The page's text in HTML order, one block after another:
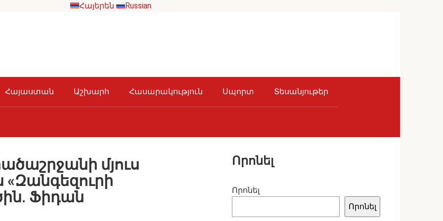
Հայերեն Russian
Հայաստան Աշխարհ Հասարակություն Սպորտ Տեսանյութեր
մյուս
«Զանգեզուրի
Ֆիդան
Որոնել
Որոնել
Որոնել